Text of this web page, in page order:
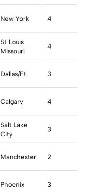
New York 4
St Louis
Missouri
4
Dallas/Ft 3
Calgary 4
Salt Lake
City
3
Manchester 2
Phoenix 3